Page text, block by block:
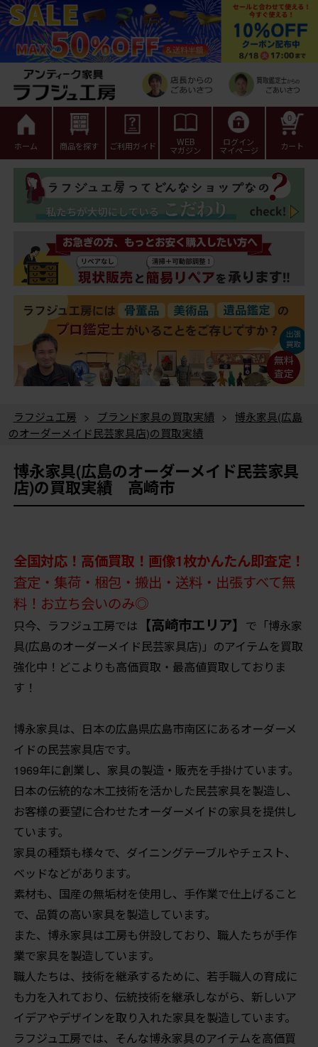
ホーム 商品を探す ご利用ガイド WEB
マガジン
ログイン
マイページ カート
0
ラフジュ工房 > ブランド家具の買取実績 > 博永家具(広島
のオーダーメイド民芸家具店)の買取実績
博永家具(広島のオーダーメイド民芸家具
店)の買取実績 高崎市
全国対応！高価買取！画像1枚かんたん即査定！
査定・集荷・梱包・搬出・送料・出張すべて無
料！お立ち会いのみ◎
只今、ラフジュ工房では 【高崎市エリア】 で「博永家
具(広島のオーダーメイド民芸家具店)」のアイテムを買取
強化中！どこよりも高価買取・最高値買取しておりま
す！
博永家具は、日本の広島県広島市南区にあるオーダーメ
イドの民芸家具店です。
1969年に創業し、家具の製造・販売を手掛けています。
日本の伝統的な木工技術を活かした民芸家具を製造し、
お客様の要望に合わせたオーダーメイドの家具を提供し
ています。
家具の種類も様々で、ダイニングテーブルやチェスト、
ベッドなどがあります。
素材も、国産の無垢材を使用し、手作業で仕上げること
で、品質の高い家具を製造しています。
また、博永家具は工房も併設しており、職人たちが手作
業で家具を製造しています。
職人たちは、技術を継承するために、若手職人の育成に
も力を入れており、伝統技術を継承しながら、新しいア
イデアやデザインを取り入れた家具を製造しています。
ラフジュ工房では、そんな博永家具のアイテムを高価買